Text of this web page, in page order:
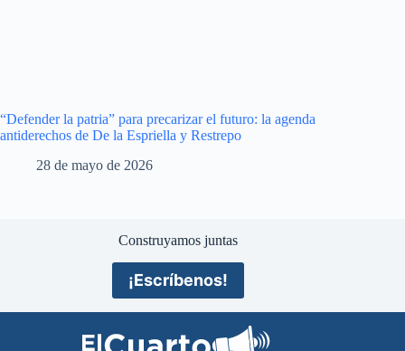
“Defender la patria” para precarizar el futuro: la agenda
antiderechos de De la Espriella y Restrepo
28 de mayo de 2026
Construyamos juntas
¡Escríbenos!